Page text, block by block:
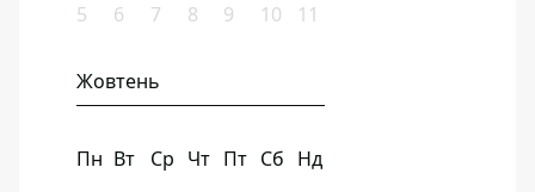
5 6 7 8 9 10 11
Жовтень
Пн Вт Ср Чт Пт Сб Нд